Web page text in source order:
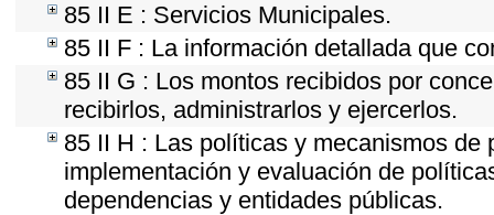
85 II E : Servicios Municipales.
85 II F : La información detallada que
85 II G : Los montos recibidos por
recibirlos, administrarlos y ejercerlos.
85 II H : Las políticas y mecanismos
implementación y evaluación de
dependencias y entidades públicas.